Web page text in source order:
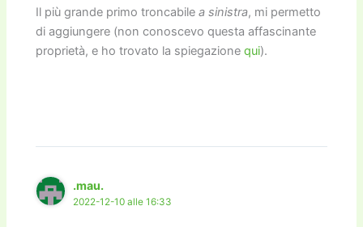
Il più grande primo troncabilea sinistra, mi permetto
di aggiungere (non conoscevo questa affascinante
proprietà, e ho trovato la spiegazionequi).
.mau.
2022-12-10 alle 16:33